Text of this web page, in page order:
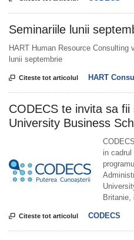
Seminariile lunii
HART Human Resource
lunii septembrie
 Citeste tot articolul HART
CODECS te invita sa
University Business
in cadrul
Britanie,
 Citeste tot articolul CODECS